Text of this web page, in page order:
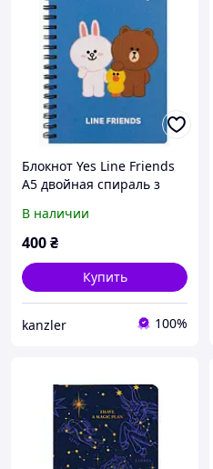
Блокнот Yes Line Friends
А5 двойная спираль з
роздильниками 80
листовЛиния
В наличии
400₴
Купить
kanzler 100%